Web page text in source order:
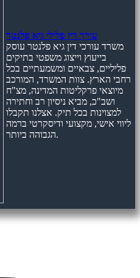
עורך דין פלילי גיא פלנטר
משרד עורכי דין גיא פלנטר עוסק
בייעוץ וייצוג משפטי בתיקים
פליליים, צבאיים ומשמעתיים בכל
רחבי הארץ. צוות המשרד, המורכב
מיוצאי פרקליטות המדינה, מצ"ח
ושב"כ, מביא ניסיון רב וחתירה
למצוינות בכל תיק. אצלנו תקבלו
ליווי אישי, מקצועי ודיסקרטי ברמה
הגבוהה ביותר.